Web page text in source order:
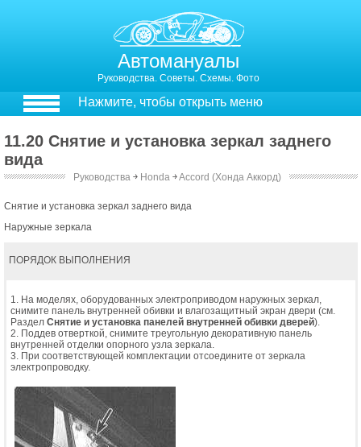
Автомануалы
Руководства. Советы. Схемы. Фото
Нажмите, чтобы открыть меню
11.20 Снятие и установка зеркал заднего
вида
Руководства ￫ Honda ￫Accord (Хонда Аккорд)
Снятие и установка зеркал заднего вида
Наружные зеркала
ПОРЯДОК ВЫПОЛНЕНИЯ
1. На моделях, оборудованных электроприводом наружных зеркал,
снимите панель внутренней обивки и влагозащитный экран двери (см.
Раздел Снятие и установка панелей внутренней обивки дверей).
2. Поддев отверткой, снимите треугольную декоративную панель
внутренней отделки опорного узла зеркала.
3. При соответствующей комплектации отсоедините от зеркала
электропроводку.